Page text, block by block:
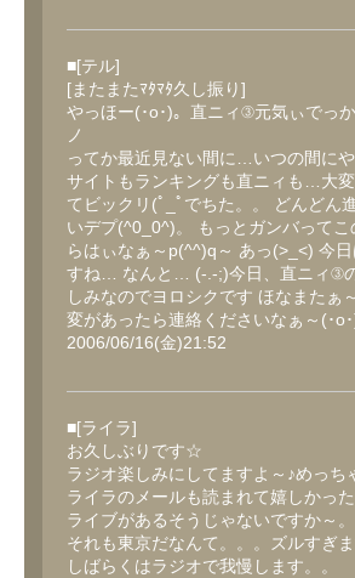
■[テル]
[またまたﾏﾀﾏﾀ久し振り]
やっほー(･o･)。直ニィ③元気ぃでっ
ノ
ってか最近見ない間に…いつの間に
サイトもランキングも直ニィも…大
てビックリ(ﾟ_ﾟでちた。。 どんどん
いデプ(^0_0^)。 もっとガンバって
らはぃなぁ～p(^^)q～ あっ(>_<) 今
すね… なんと… (-.-;)今日、直ニィ③
しみなのでヨロシクです ほなまた
変があったら連絡くださいなぁ～(･o
2006/06/16(金)21:52
■[ライラ]
お久しぶりです☆
ラジオ楽しみにしてますよ～♪めっ
ライラのメールも読まれて嬉しかった
ライブがあるそうじゃないですか～。
それも東京だなんて。。。ズルすぎま
しばらくはラジオで我慢します。。